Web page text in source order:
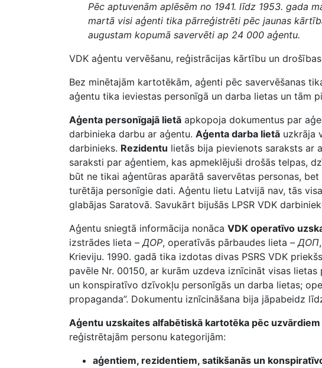
Pēc aptuvenām aplēsēm no 1941. līdz 1953. gada
martā visi aģenti tika pārreģistrēti pēc jaunas
augustam kopumā savervēti ap 24 000 aģentu.
VDK aģentu vervēšanu, reģistrācijas kārtību un
Bez minētajām kartotēkām, aģenti pēc savervēšanas
aģentu tika ieviestas personīgā un darba lietas un tām
Aģenta personīgajā lietā apkopoja dokumentus par
darbinieka darbu ar aģentu. Aģenta darba lietā uzkrāja
darbinieks. Rezidentu lietās bija pievienots saraksts ar
saraksti par aģentiem, kas apmeklējuši drošās telpas,
būt ne tikai aģentūras aparātā savervētas personas,
turētāja personīgie dati. Aģentu lietu Latvijā nav, tās
glabājas Saratovā. Savukārt bijušās LPSR VDK
Aģentu sniegtā informācija nonāca VDK operatīvo
izstrādes lieta –ДОР, operatīvās pārbaudes lieta –ДОП
Krieviju. 1990. gadā tika izdotas divas PSRS VDK
pavēle Nr. 00150, ar kurām uzdeva iznīcināt visas
un konspiratīvo dzīvokļu personīgās un darba lietas;
propaganda”. Dokumentu iznīcināšana bija jāpabeidz
Aģentu uzskaites alfabētiskā kartotēka pēc uzvārdiem
reģistrētajām personu kategorijām:
aģentiem, rezidentiem, satikšanās un